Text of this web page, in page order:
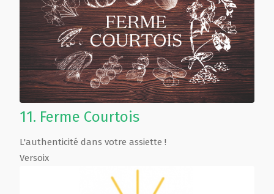
11. Ferme Courtois
L'authenticité dans votre assiette !
Versoix